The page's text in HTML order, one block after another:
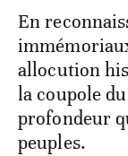
En
allocution
la coupole
profondeur
peuples.